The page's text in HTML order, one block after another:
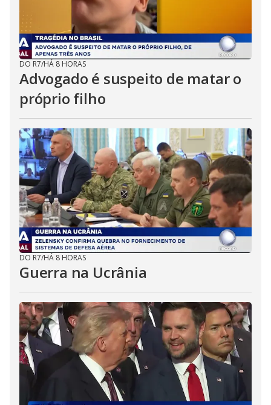
DO R7/HÁ 8 HORAS
Advogado é suspeito de matar o
próprio filho
DO R7/HÁ 8 HORAS
Guerra na Ucrânia